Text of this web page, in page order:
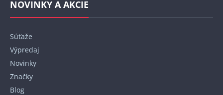
NOVINKY A AKCIE
Súťaže
Výpredaj
Novinky
Značky
Blog